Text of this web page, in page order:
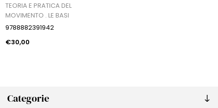
Categorie
TEORIA E PRATICA DEL
MOVIMENTO . LE BASI
9788882391942
€30,00